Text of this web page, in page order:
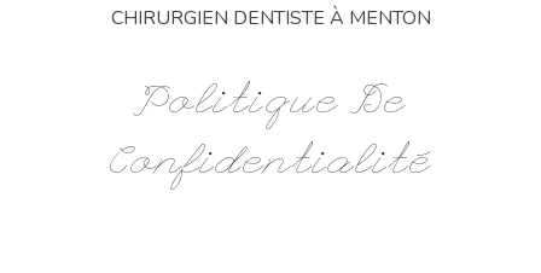
CHIRURGIEN DENTISTE À MENTON
Politique De
Confidentialité